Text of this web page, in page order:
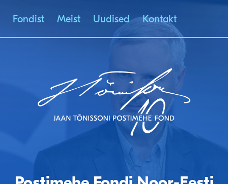
Fondist Meist Uudised Kontakt
JAAN TÕNISSONI
POSTIMEHE FOND